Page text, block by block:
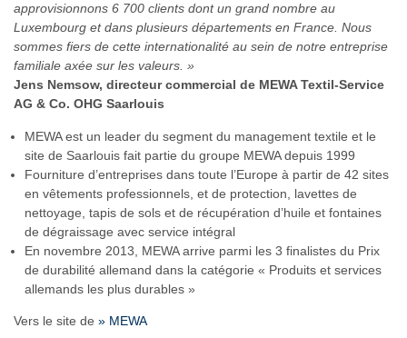
approvisionnons 6 700 clients dont un grand nombre au
Luxembourg et dans plusieurs départements en France. Nous
sommes fiers de cette internationalité au sein de notre entreprise
familiale axée sur les valeurs. »
Jens Nemsow, directeur commercial de MEWA Textil-Service
AG & Co. OHG Saarlouis
MEWA est un leader du segment du management textile et le
site de Saarlouis fait partie du groupe MEWA depuis 1999
Fourniture d’entreprises dans toute l’Europe à partir de 42 sites
en vêtements professionnels, et de protection, lavettes de
nettoyage, tapis de sols et de récupération d’huile et fontaines
de dégraissage avec service intégral
En novembre 2013, MEWA arrive parmi les 3 finalistes du Prix
de durabilité allemand dans la catégorie « Produits et services
allemands les plus durables »
Vers le site de » MEWA